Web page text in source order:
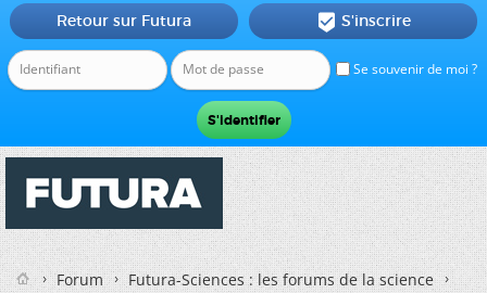
Se souvenir de moi ?
Retour sur Futura  S'inscrire
Forum
Futura-Sciences : les forums de la science